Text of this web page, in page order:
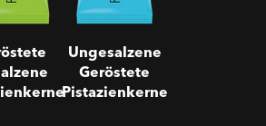
Ungesalzene
Geröstete
Pistazienkerne